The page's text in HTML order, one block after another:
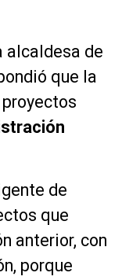
alcaldesa de
que la
de
que
anterior, con
porque